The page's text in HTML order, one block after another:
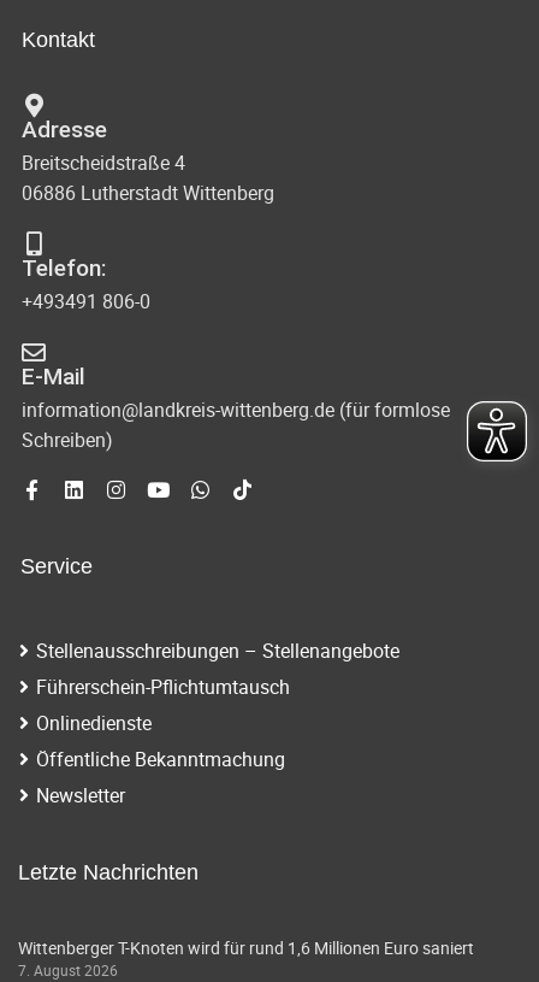
Kontakt
Adresse
Breitscheidstraße 4
06886 Lutherstadt Wittenberg
Telefon:
+493491 806-0
E-Mail
information@landkreis-wittenberg.de (für formlose
Schreiben)
Service
Stellenausschreibungen – Stellenangebote
Führerschein-Pflichtumtausch
Onlinedienste
Öffentliche Bekanntmachung
Newsletter
Letzte Nachrichten
Wittenberger T-Knoten wird für rund 1,6 Millionen Euro saniert
7. August 2026